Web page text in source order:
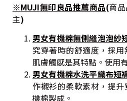
※MUJI無印良品推薦商品(商
主)
男女有機棉無側縫泡泡紗
究穿著時的舒適度，採
肌膚觸感是其特點。使用
男女有機棉水洗平織布短
作襯衫的柔軟素材，提
機棉製成。